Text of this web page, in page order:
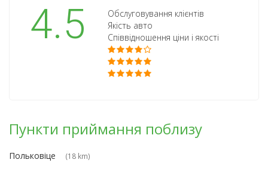
4.5
Обслуговування клієнтів
Якість авто
Співвідношення ціни і якості
Пункти приймання поблизу
Польковіце (18 km)